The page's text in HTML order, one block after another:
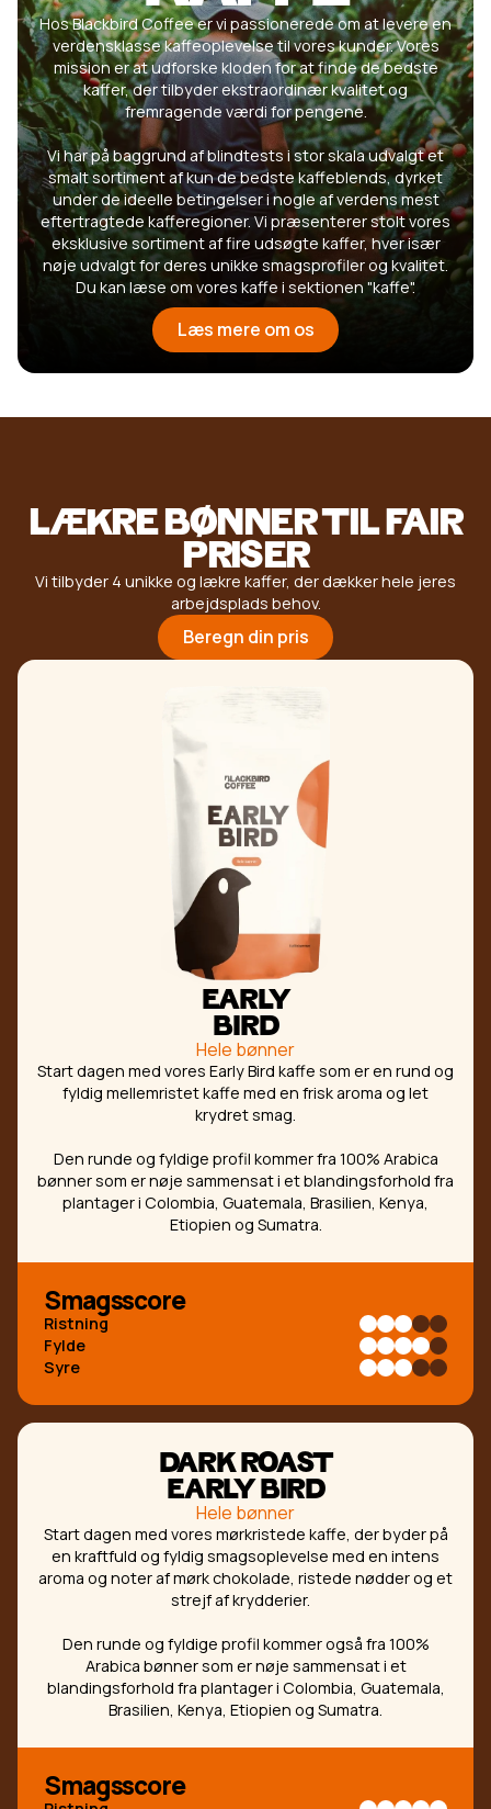
Hos Blackbird Coffee er vi passionerede om at levere en
verdensklasse kaffeoplevelse til vores kunder. Vores
mission er at udforske kloden for at finde de bedste
kaffer, der tilbyder ekstraordinær kvalitet og
fremragende værdi for pengene.
Vi har på baggrund af blindtests i stor skala udvalgt et
smalt sortiment af kun de bedste kaffeblends, dyrket
under de ideelle betingelser i nogle af verdens mest
eftertragtede kafferegioner. Vi præsenterer stolt vores
eksklusive sortiment af fire udsøgte kaffer, hver især
nøje udvalgt for deres unikke smagsprofiler og kvalitet.
Du kan læse om vores kaffe i sektionen "kaffe".
Læs mere om os
LÆKRE BØNNER TIL FAIR
PRISER
Vi tilbyder 4 unikke og lækre kaffer, der dækker hele jeres
arbejdsplads behov.
Beregn din pris
EARLY
BIRD
Hele bønner
Start dagen med vores Early Bird kaffe som er en rund og
fyldig mellemristet kaffe med en frisk aroma og let
krydret smag.
Den runde og fyldige profil kommer fra 100% Arabica
bønner som er nøje sammensat i et blandingsforhold fra
plantager i Colombia, Guatemala, Brasilien, Kenya,
Etiopien og Sumatra.
Smagsscore
Ristning
Fylde
Syre
DARK ROAST
EARLY BIRD
Hele bønner
Start dagen med vores mørkristede kaffe, der byder på
en kraftfuld og fyldig smagsoplevelse med en intens
aroma og noter af mørk chokolade, ristede nødder og et
strejf af krydderier.
Den runde og fyldige profil kommer også fra 100%
Arabica bønner som er nøje sammensat i et
blandingsforhold fra plantager i Colombia, Guatemala,
Brasilien, Kenya, Etiopien og Sumatra.
Smagsscore